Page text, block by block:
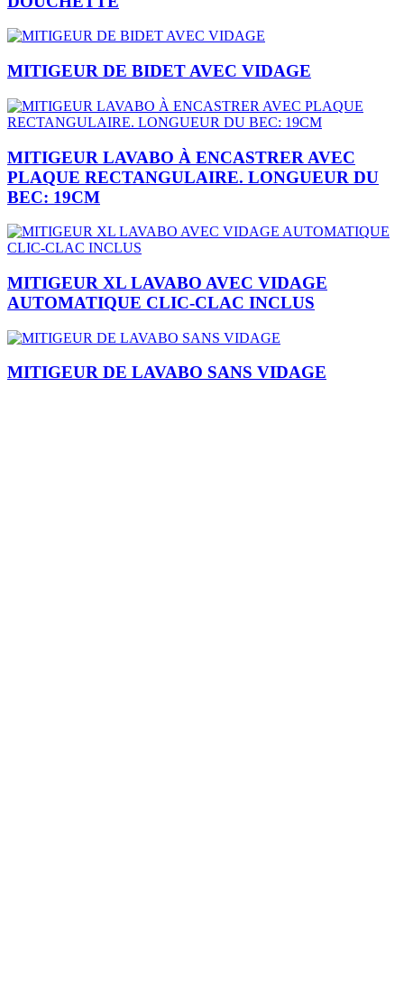
MITIGEUR DE BIDET AVEC VIDAGE
MITIGEUR LAVABO À ENCASTRER AVEC
PLAQUE RECTANGULAIRE. LONGUEUR DU
BEC: 19CM
MITIGEUR XL LAVABO AVEC VIDAGE
AUTOMATIQUE CLIC-CLAC INCLUS
MITIGEUR DE LAVABO SANS VIDAGE